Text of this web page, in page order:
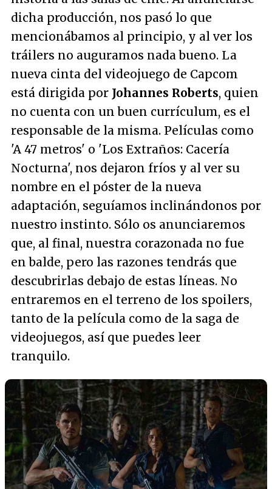
dicha producción, nos pasó lo que
mencionábamos al principio, y al ver los
tráilers no auguramos nada bueno. La
nueva cinta del videojuego de Capcom
está dirigida por Johannes Roberts, quien
no cuenta con un buen currículum, es el
responsable de la misma. Películas como
'A 47 metros' o 'Los Extraños: Cacería
Nocturna', nos dejaron fríos y al ver su
nombre en el póster de la nueva
adaptación, seguíamos inclinándonos por
nuestro instinto. Sólo os anunciaremos
que, al final, nuestra corazonada no fue
en balde, pero las razones tendrás que
descubrirlas debajo de estas líneas. No
entraremos en el terreno de los spoilers,
tanto de la película como de la saga de
videojuegos, así que puedes leer
tranquilo.